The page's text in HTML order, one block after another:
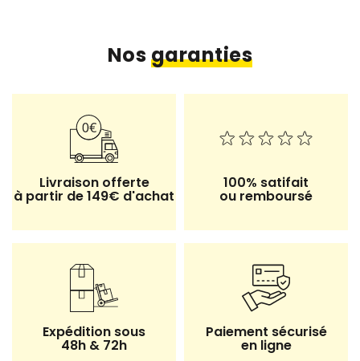
Nosgaranties
Livraison offerte
à partir de 149€ d'achat
100% satifait
ou remboursé
Expédition sous
48h & 72h
Paiement sécurisé
en ligne